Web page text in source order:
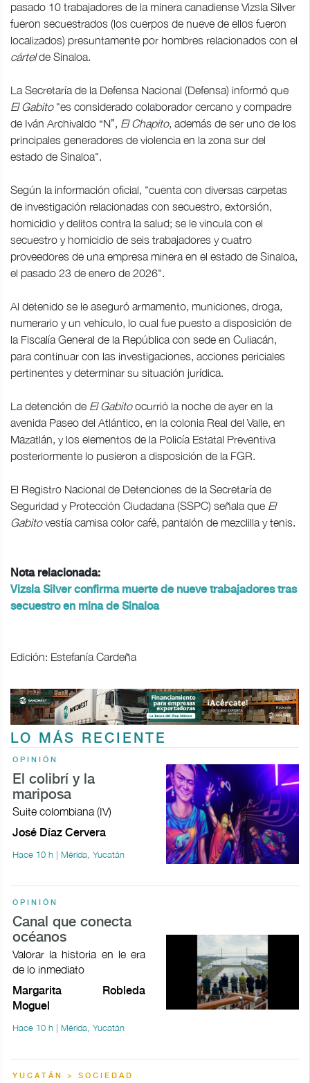
pasado 10 trabajadores de la minera canadiense Vizsla Silver
fueron secuestrados (los cuerpos de nueve de ellos fueron
localizados) presuntamente por hombres relacionados con el
cártelde Sinaloa.
La Secretaría de la Defensa Nacional (Defensa) informó que
El Gabito"es considerado colaborador cercano y compadre
de Iván Archivaldo “N”, El Chapito, además de ser uno de los
principales generadores de violencia en la zona sur del
estado de Sinaloa".
Según la información oficial, "cuenta con diversas carpetas
de investigación relacionadas con secuestro, extorsión,
homicidio y delitos contra la salud; se le vincula con el
secuestro y homicidio de seis trabajadores y cuatro
proveedores de una empresa minera en el estado de Sinaloa,
el pasado 23 de enero de 2026".
Al detenido se le aseguró armamento, municiones, droga,
numerario y un vehículo, lo cual fue puesto a disposición de
la Fiscalía General de la República con sede en Culiacán,
para continuar con las investigaciones, acciones periciales
pertinentes y determinar su situación jurídica.
La detención de El Gabitoocurrió la noche de ayer en la
avenida Paseo del Atlántico, en la colonia Real del Valle, en
Mazatlán, y los elementos de la Policía Estatal Preventiva
posteriormente lo pusieron a disposición de la FGR.
El Registro Nacional de Detenciones de la Secretaría de
Seguridad y Protección Ciudadana (SSPC) señala que El
Gabitovestía camisa color café, pantalón de mezclilla y tenis.
Nota relacionada:
Vizsla Silver confirma muerte de nueve trabajadores tras
secuestro en mina de Sinaloa
Edición: Estefanía Cardeña
LO MÁS RECIENTE
OPINIÓN
El colibrí y la
mariposa
Suite colombiana (IV)
José Díaz Cervera
Hace 10 h | Mérida, Yucatán
OPINIÓN
Canal que conecta
océanos
Valorar la historia en le era
de lo inmediato
Margarita Robleda
Moguel
Hace 10 h | Mérida, Yucatán
YUCATÁN > SOCIEDAD